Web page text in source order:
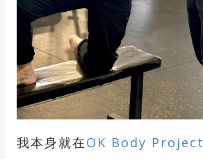
我本身就在OK Body Project